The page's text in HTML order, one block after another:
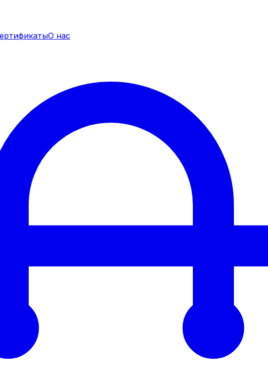
О нас